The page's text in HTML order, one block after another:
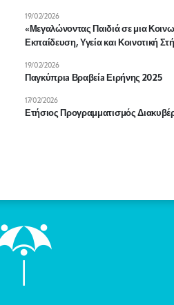
«Μεγαλώνοντας Παιδιά σε μια
Εκπαίδευση, Υγεία και Κοινοτική
19/02/2026
Παγκύπριa Βραβείa Ειρήνης 2025
19/02/2026
Ετήσιος Προγραμματισμός
17/02/2026